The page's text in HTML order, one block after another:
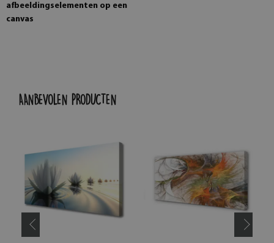
afbeeldingselementen op een
canvas
AANBEVOLEN PRODUCTEN